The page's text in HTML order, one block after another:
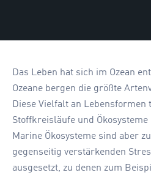
Das Leben hat sich im Ozean
Ozeane bergen die größte
Diese Vielfalt an Lebensformen
Stoffkreisläufe und Ökosysteme
Marine Ökosysteme sind aber
gegenseitig verstärkenden
ausgesetzt, zu denen zum